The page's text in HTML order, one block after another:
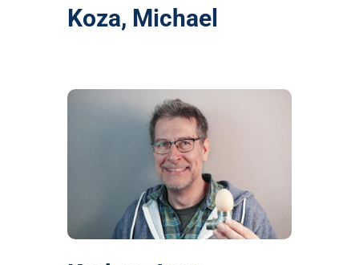
Koza, Michael